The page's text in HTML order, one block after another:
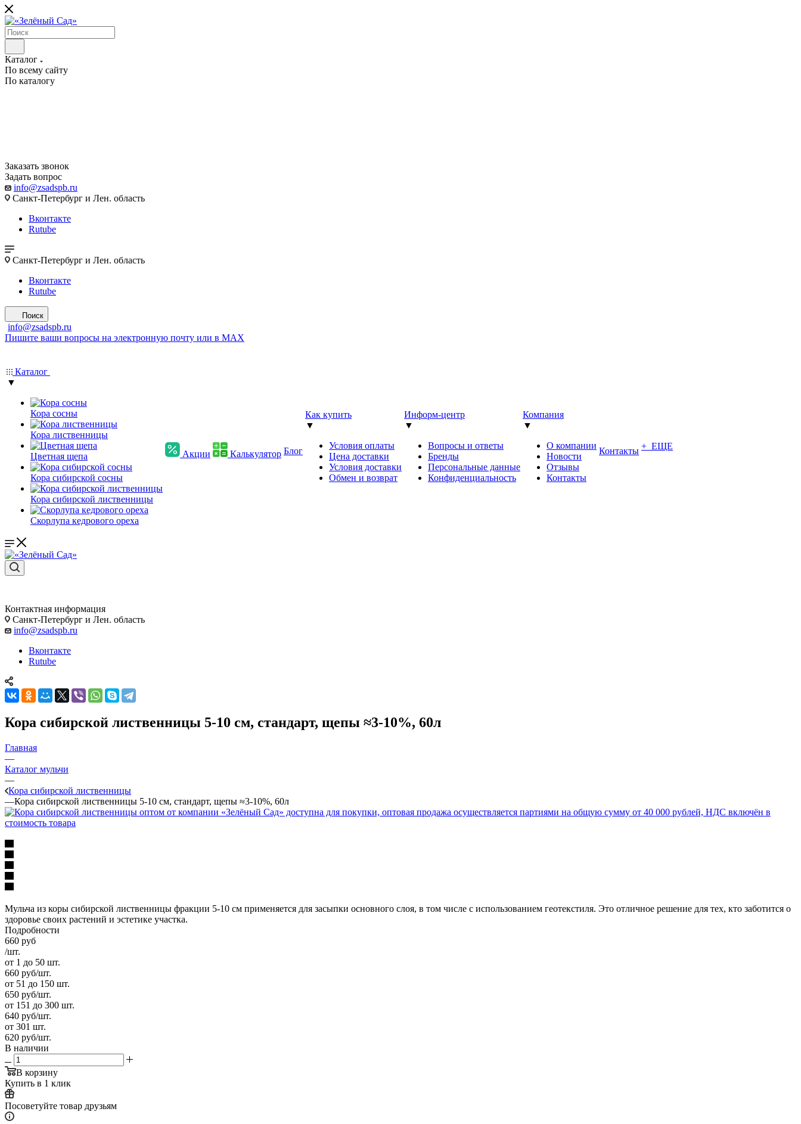
Каталог
По всему сайту
По каталогу
Заказать звонок
Задать вопрос
info@zsadspb.ru
Санкт-Петербург и Лен. область
Вконтакте
Rutube
Санкт-Петербург и Лен. область
Вконтакте
Rutube
Поиск
info@zsadspb.ru
Пишите ваши вопросы на электронную почту или в MAX
Каталог
▼
Кора сосны
Кора лиственницы
Цветная щепа
Кора сибирской сосны
Кора сибирской лиственницы
Скорлупа кедрового ореха
Акции Калькулятор Блог
Как купить
▼
Условия оплаты
Цена доставки
Условия доставки
Обмен и возврат
Информ-центр
▼
Вопросы и ответы
Бренды
Персональные данные
Конфиденциальность
Компания
▼
О компании
Новости
Отзывы
Контакты
Контакты + ЕЩЕ
Контактная информация
Санкт-Петербург и Лен. область
info@zsadspb.ru
Вконтакте
Rutube
Кора сибирской лиственницы 5-10 см, стандарт, щепы ≈3-10%, 60л
Главная
—
Каталог мульчи
—
Кора сибирской лиственницы
—Кора сибирской лиственницы 5-10 см, стандарт, щепы ≈3-10%, 60л
Мульча из коры сибирской лиственницы фракции 5-10 см применяется для засыпки основного слоя, в том числе с использованием геотекстиля. Это отличное решение для тех, кто заботится о
здоровье своих растений и эстетике участка.
Подробности
660 руб
/шт.
от 1 до 50 шт.
660 руб/шт.
от 51 до 150 шт.
650 руб/шт.
от 151 до 300 шт.
640 руб/шт.
от 301 шт.
620 руб/шт.
В наличии
В корзину
Купить в 1 клик
Посоветуйте товар друзьям